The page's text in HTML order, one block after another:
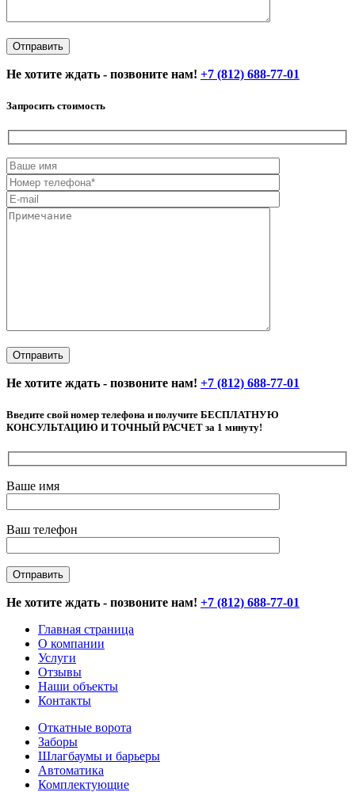
Не хотите ждать - позвоните нам! +7 (812) 688-77-01
Запросить стоимость
Не хотите ждать - позвоните нам! +7 (812) 688-77-01
Введите свой номер телефона и получите БЕСПЛАТНУЮ
КОНСУЛЬТАЦИЮ И ТОЧНЫЙ РАСЧЕТ за 1 минуту!
Ваше имя
Ваш телефон
Не хотите ждать - позвоните нам! +7 (812) 688-77-01
Главная страница
О компании
Услуги
Отзывы
Наши объекты
Контакты
Откатные ворота
Заборы
Шлагбаумы и барьеры
Автоматика
Комплектующие